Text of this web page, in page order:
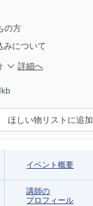
の方
みについて
詳細へ
ほしい物リストに追加
イベント概要
講師の
プロフィール